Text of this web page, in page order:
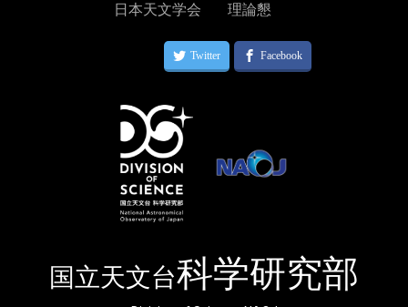
日本天文学会
理論懇
国立天文台科学研究部